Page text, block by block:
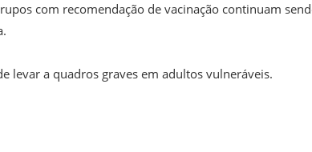
com recomendação de vacinação continuam
levar a quadros graves em adultos vulneráveis.